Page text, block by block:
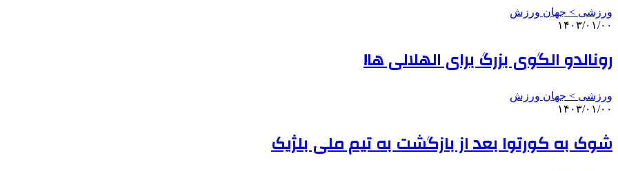
ورزشی > جهان ورزش
۱۴۰۳/۰۱/۰۰
رونالدو الگوی بزرگ برای الهلالی ها!
ورزشی > جهان ورزش
۱۴۰۳/۰۱/۰۰
شوک به کورتوا بعد از بازگشت به تیم ملی بلژیک